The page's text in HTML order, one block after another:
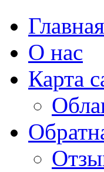
Главная
О нас
Карта